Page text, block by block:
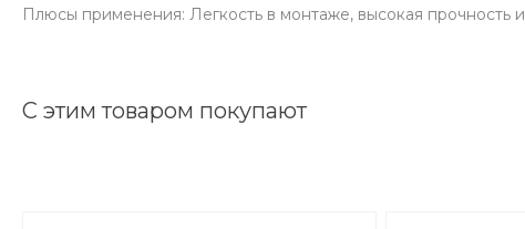
Плюсы применения: Легкость в монтаже, высокая прочность
С этим товаром покупают